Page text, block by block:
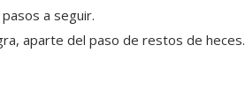
a seguir.
aparte del paso de restos de heces.